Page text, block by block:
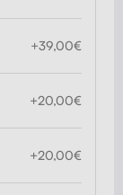
+39,00€
+20,00€
+20,00€